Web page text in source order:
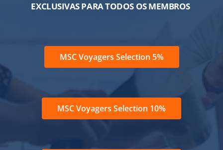
EXCLUSIVAS PARA TODOS OS MEMBROS
MSC Voyagers Selection 5%
MSC Voyagers Selection 10%